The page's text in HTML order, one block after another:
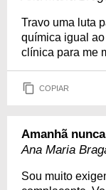
Travo uma luta
química igual
clínica para me
COPIAR
Amanhã
Ana Maria
Sou muito